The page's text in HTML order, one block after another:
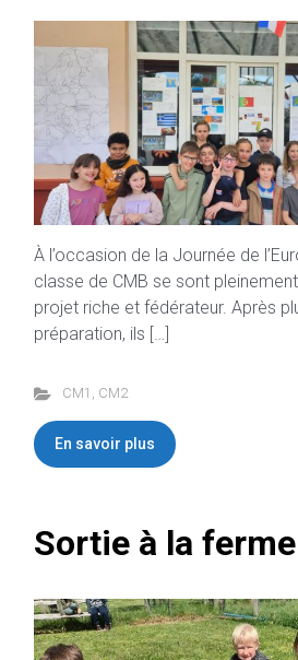
À l’occasion de la Journée de
classe de CMB se sont
projet riche et fédérateur. Après
préparation, ils […]
CM1 , CM2
En savoir plus
Sortie à la